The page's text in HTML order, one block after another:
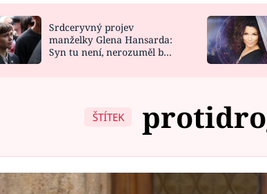
CELEBRITY
VAŘENÍ
Srdceryvný projev
manželky Glena Hansarda:
Syn tu není, nerozuměl by
ŠTÍTEK